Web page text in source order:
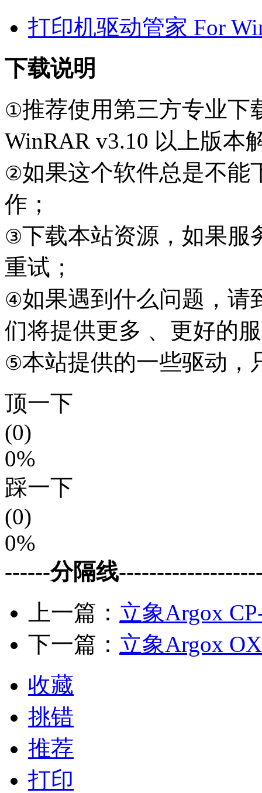
打印机驱动管家 For
下载说明
①推荐使用第三方专业下
WinRAR v3.10 以上版本
②如果这个软件总是不能
作；
③下载本站资源，如果服
重试；
④如果遇到什么问题，请
们将提供更多 、更好的
⑤本站提供的一些驱动，
顶一下
(0)
0%
踩一下
(0)
0%
------分隔线
上一篇： 立象Argox
下一篇： 立象Argox
收藏
挑错
推荐
打印